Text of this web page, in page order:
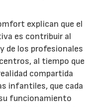
explican que el
es contribuir al
de los profesionales
al tiempo que
compartida
infantiles, que cada
funcionamiento